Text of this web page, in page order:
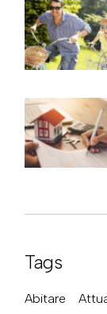
Tags
Abitare